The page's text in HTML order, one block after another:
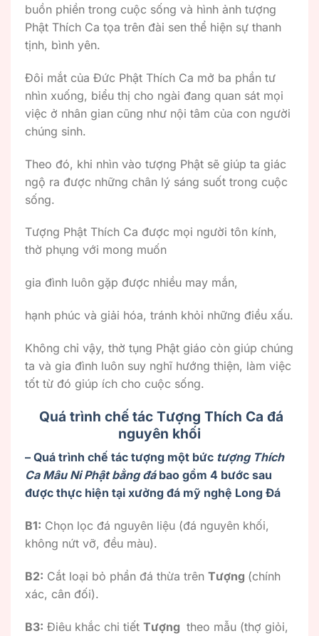
buồn phiền trong cuộc sống và hình ảnh tượng
Phật Thích Ca tọa trên đài sen thể hiện sự thanh
tịnh, bình yên.
Đôi mắt của Đức Phật Thích Ca mở ba phần tư
nhìn xuống, biểu thị cho ngài đang quan sát mọi
việc ở nhân gian cũng như nội tâm của con người
chúng sinh.
Theo đó, khi nhìn vào tượng Phật sẽ giúp ta giác
ngộ ra được những chân lý sáng suốt trong cuộc
sống.
Tượng Phật Thích Ca được mọi người tôn kính,
thờ phụng với mong muốn
gia đình luôn gặp được nhiều may mắn,
hạnh phúc và giải hóa, tránh khỏi những điều xấu.
Không chỉ vậy, thờ tụng Phật giáo còn giúp chúng
ta và gia đình luôn suy nghĩ hướng thiện, làm việc
tốt từ đó giúp ích cho cuộc sống.
Quá trình chế tác Tượng Thích Ca đá
nguyên khối
– Quá trình chế tác tượng một bức tượng Thích
Ca Mâu Ni Phật bằng đábao gồm 4 bước sau
được thực hiện tại xưởng đá mỹ nghệ Long Đá
B1: Chọn lọc đá nguyên liệu (đá nguyên khối,
không nứt vỡ, đều màu).
B2: Cắt loại bỏ phần đá thừa trên Tượng (chính
xác, cân đối).
B3: Điêu khắc chi tiết Tượng theo mẫu (thợ giỏi,